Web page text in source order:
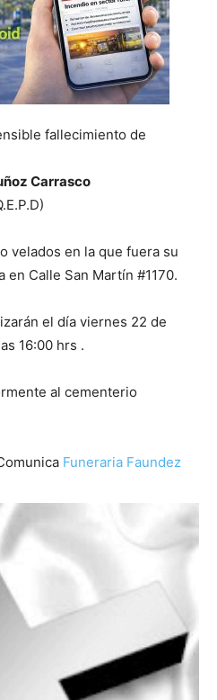
fallecimiento de
Carrasco
velados en la que fuera su
en Calle San Martín #1170.
el día viernes 22 de
16:00 hrs .
al cementerio
Funeraria Faundez